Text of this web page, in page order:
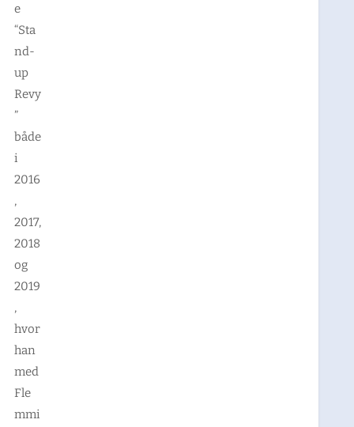
e
“Sta
nd-
up
Revy
”
både
i
2016
,
2017,
2018
og
2019
,
hvor
han
med
Fle
mmi